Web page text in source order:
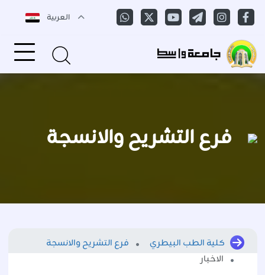
العربية
فرع التشريح والانسجة
كلية الطب البيطري
فرع التشريح والانسجة
الاخبار